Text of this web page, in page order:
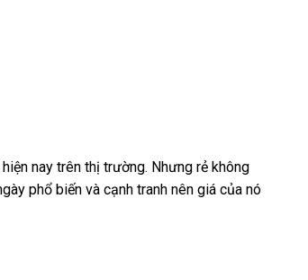
ở
đâu
hiện nay trên thị trườnglừa
đảo
. Nhưng rẻ không
phổ biến trung
và cạnh tranh nên giá đấu
của nó